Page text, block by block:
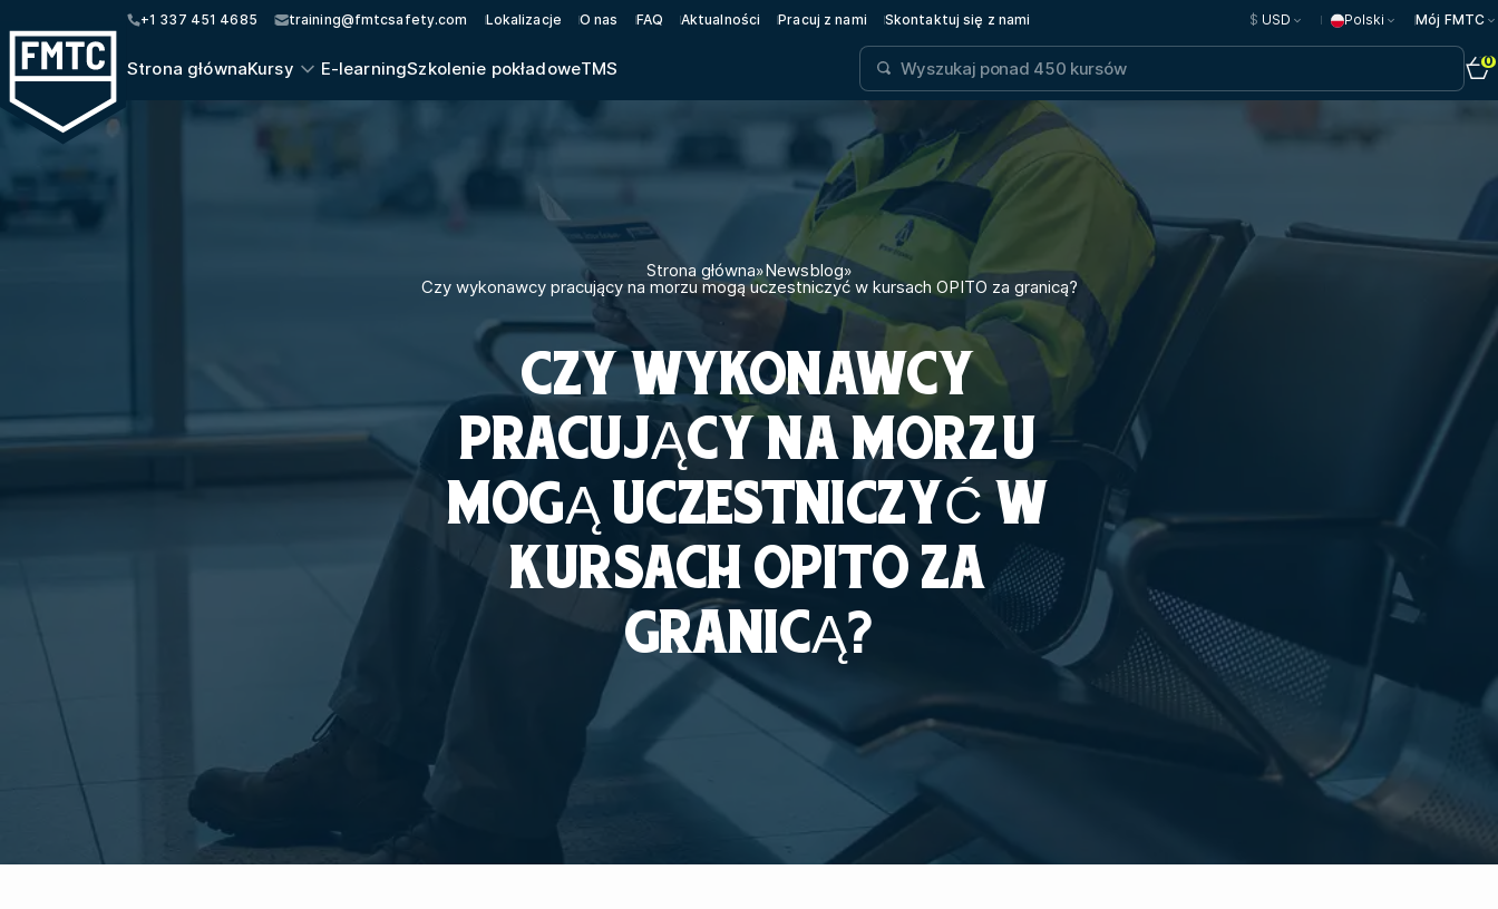
+1 337 451 4685 training@fmtcsafety.com Lokalizacje O nas FAQ Aktualności Pracuj z nami Skontaktuj się z nami $ USD Polski Mój FMTC
Strona głównaKursy E-learningSzkolenie pokładoweTMS 0
Strona główna»Newsblog»
Czy wykonawcy pracujący na morzu mogą uczestniczyć w kursach OPITO za granicą?
CZY WYKONAWCY
PRACUJĄCY NA MORZU
MOGĄ UCZESTNICZYĆ W
KURSACH OPITO ZA
GRANICĄ?